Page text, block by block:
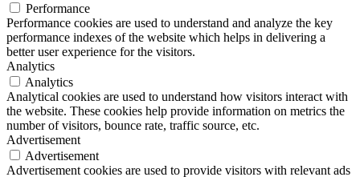
Performance
Performance cookies are used to understand and analyze the key
performance indexes of the website which helps in delivering a
better user experience for the visitors.
Analytics
Analytics
Analytical cookies are used to understand how visitors interact with
the website. These cookies help provide information on metrics the
number of visitors, bounce rate, traffic source, etc.
Advertisement
Advertisement
Advertisement cookies are used to provide visitors with relevant ads